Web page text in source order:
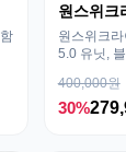
원스위크
원스위크
5.0 유닛,
400,000원
30%